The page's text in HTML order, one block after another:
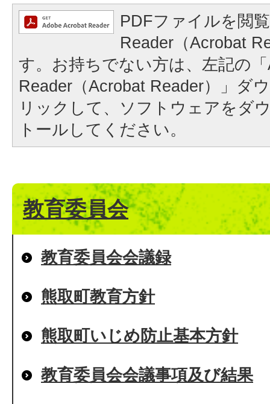
PDFファイルを閲
Reader（Acrobat
す。お持ちでない方は、左記の
Reader（Acrobat Reader）」ダ
リックして、ソフトウェアをダ
トールしてください。
教育委員会
教育委員会会議録
熊取町教育方針
熊取町いじめ防止基本方針
教育委員会会議事項及び結果